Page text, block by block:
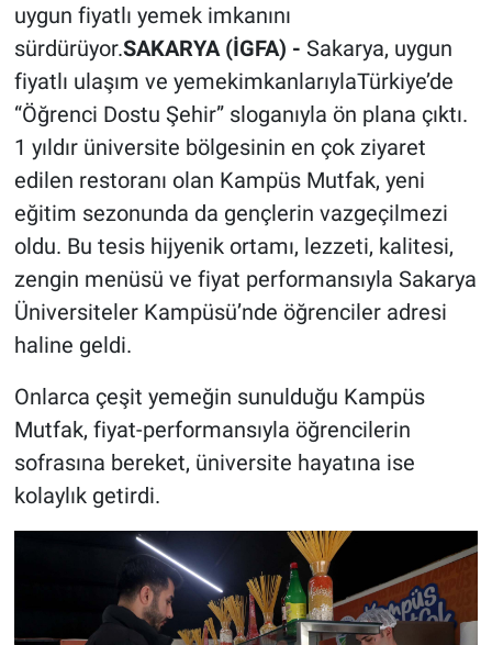
uygun fiyatlı yemek imkanını
sürdürüyor.SAKARYA (İGFA) - Sakarya, uygun
fiyatlı ulaşım ve yemekimkanlarıylaTürkiye’de
“Öğrenci Dostu Şehir” sloganıyla ön plana çıktı.
1 yıldır üniversite bölgesinin en çok ziyaret
edilen restoranı olan Kampüs Mutfak, yeni
eğitim sezonunda da gençlerin vazgeçilmezi
oldu. Bu tesis hijyenik ortamı, lezzeti, kalitesi,
zengin menüsü ve fiyat performansıyla Sakarya
Üniversiteler Kampüsü’nde öğrenciler adresi
haline geldi.
Onlarca çeşit yemeğin sunulduğu Kampüs
Mutfak, fiyat-performansıyla öğrencilerin
sofrasına bereket, üniversite hayatına ise
kolaylık getirdi.